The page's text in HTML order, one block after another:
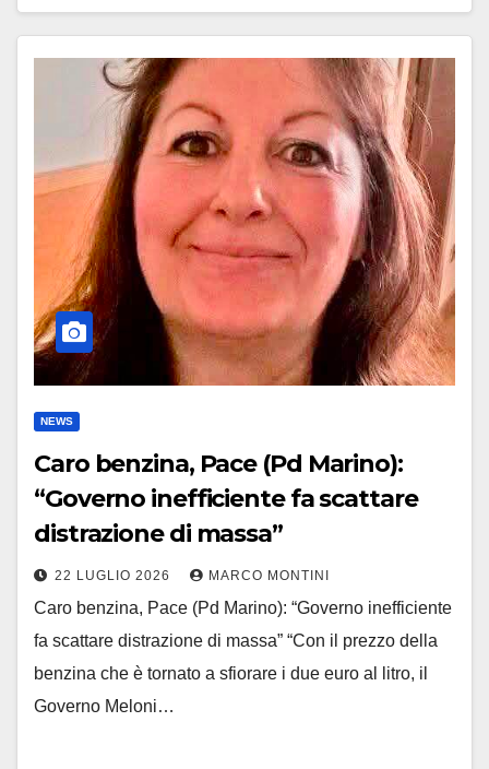
NEWS
Caro benzina, Pace (Pd Marino):
“Governo inefficiente fa scattare
distrazione di massa”
22 LUGLIO 2026 MARCO MONTINI
Caro benzina, Pace (Pd Marino): “Governo inefficiente
fa scattare distrazione di massa” “Con il prezzo della
benzina che è tornato a sfiorare i due euro al litro, il
Governo Meloni…